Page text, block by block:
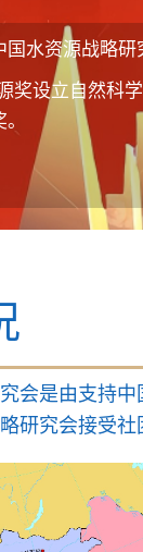
国水资源战略
奖设立自然科
会是由支持
研究会接受